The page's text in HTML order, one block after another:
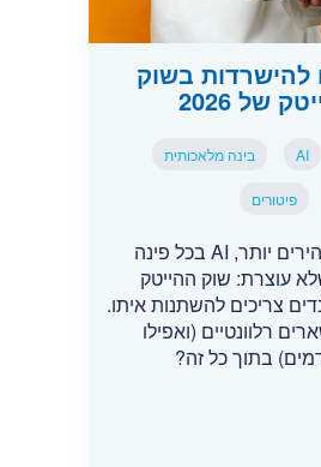
להישרדות בשוק
של 2026
AI בינה מלאכותית
פיטורים
פיטורים מהירים יותר, AI בכל פינה
עוצרת: שוק ההייטק
צריכים להשתנות איתו.
רלוונטיים (ואפילו
בתוך כל זה?